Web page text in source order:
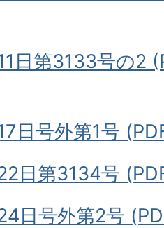
日第3133号の2
日号外第1号
日第3134号
日号外第2号